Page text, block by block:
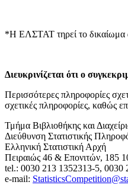
*Η ΕΛΣΤΑΤ τηρεί το δικαίωμα
Διευκρινίζεται ότι ο
Περισσότερες πληροφορίες
σχετικές πληροφορίες, καθώς
Τμήμα Βιβλιοθήκης και
Διεύθυνση Στατιστικής
Ελληνική Στατιστική Αρχή
Πειραιώς 46 & Επονιτών, 185
tel.: 0030 213 1352313-5, 0030
e-mail: